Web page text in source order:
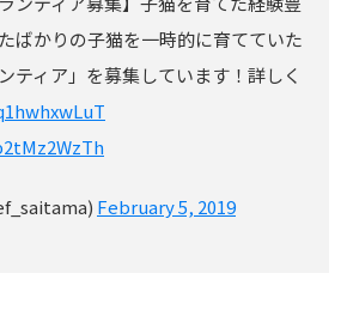
ばかりの子猫を一時的に育てていた
ティア」を募集しています！詳しく
February 5, 2019